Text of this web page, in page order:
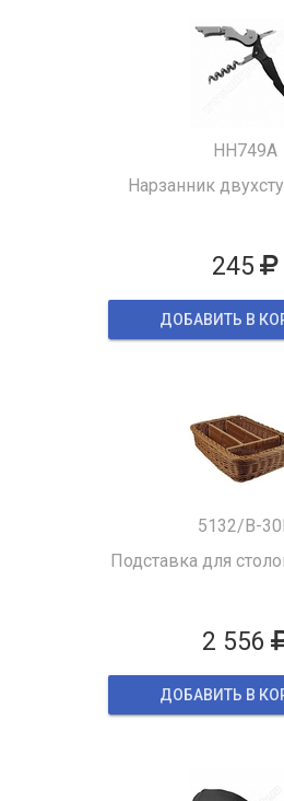
HH749A
Нарзанник
245
ДОБАВИТЬ В
5132/B-
Подставка для
2 556
ДОБАВИТЬ В